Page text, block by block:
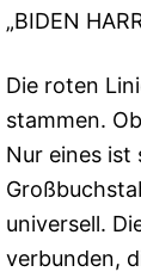
„BIDEN
Die roten
stammen.
Nur eines ist
universell.
verbunden,